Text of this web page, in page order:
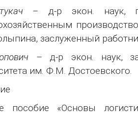
– д-р экон. наук,
заслуженный
– д-р экон. наук,
им. Ф.М. Достоевского.
пособие «Основы